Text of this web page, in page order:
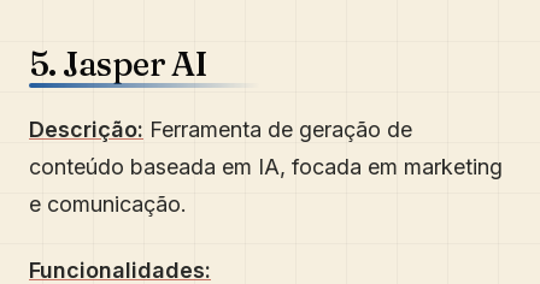
5. Jasper AI
Descrição: Ferramenta de geração de
conteúdo baseada em IA, focada em marketing
e comunicação.
Funcionalidades: